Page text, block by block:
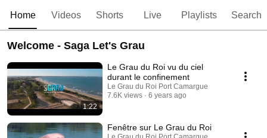
Home Videos Shorts Live Playlists Search
Welcome - Saga Let's Grau
1:22
Le Grau du Roi vu du ciel
durant le confinement
Le Grau du Roi Port Camargue
7.6K views
6 years ago
Fenêtre sur Le Grau du Roi